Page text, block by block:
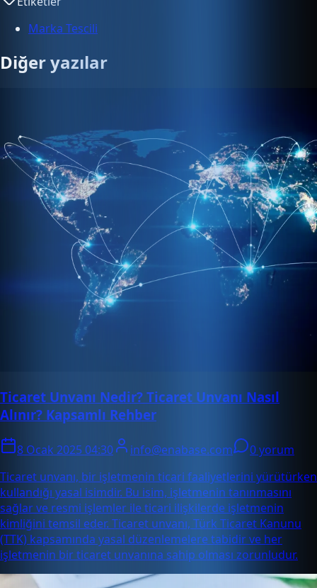
Marka Tescili
Diğer yazılar
Ticaret Unvanı Nedir? Ticaret Unvanı Nasıl
Alınır? Kapsamlı Rehber
8 Ocak 2025 04:30 info@enabase.com
0 yorum
Ticaret unvanı, bir işletmenin ticari faaliyetlerini yürütürken
kullandığı yasal isimdir. Bu isim, işletmenin tanınmasını
sağlar ve resmi işlemler ile ticari ilişkilerde işletmenin
kimliğini temsil eder. Ticaret unvanı, Türk Ticaret Kanunu
(TTK) kapsamında yasal düzenlemelere tabidir ve her
işletmenin bir ticaret unvanına sahip olması zorunludur.